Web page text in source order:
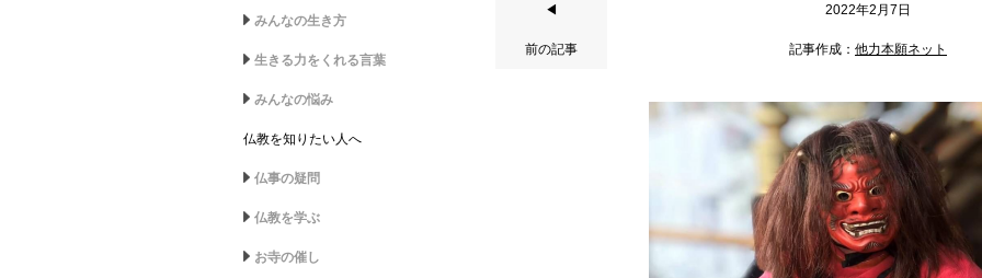
◀
前の記事
2022年2月7日
記事作成： 他力本願ネット
みんなの生き方
生きる力をくれる言葉
みんなの悩み
仏教を知りたい人へ
仏事の疑問
仏教を学ぶ
お寺の催し